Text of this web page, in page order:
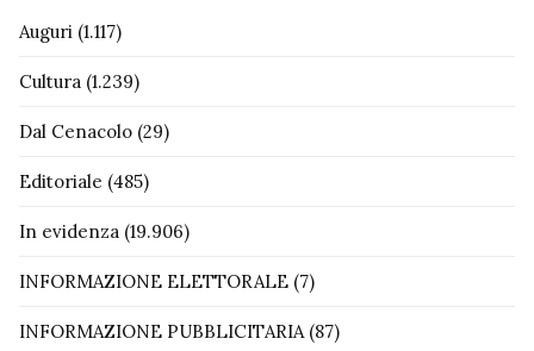
Auguri (1.117)
Cultura (1.239)
Dal Cenacolo (29)
Editoriale (485)
In evidenza (19.906)
INFORMAZIONE ELETTORALE (7)
INFORMAZIONE PUBBLICITARIA(87)